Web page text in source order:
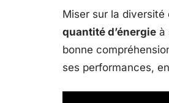
Miser sur la diversité
quantité d’énergie à
bonne
ses performances,